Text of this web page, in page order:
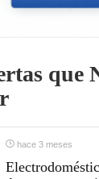
que
hace 3 meses